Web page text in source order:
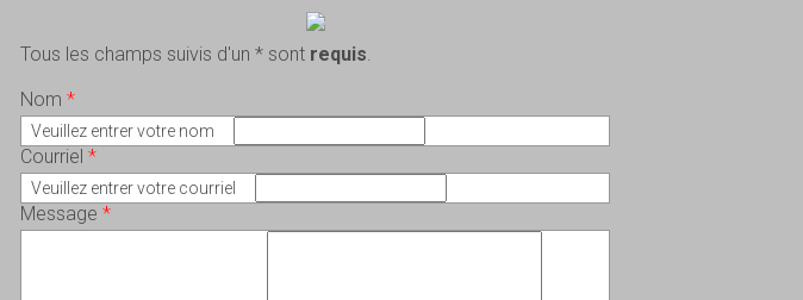
Tous les champs suivis d'un * sont requis.
Nom *
Veuillez entrer votre nom
Courriel *
Veuillez entrer votre courriel
Message *